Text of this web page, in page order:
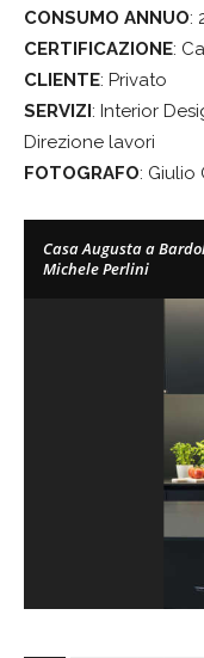
CONSUMO ANNUO:
CERTIFICAZIONE:
CLIENTE: Privato
SERVIZI: Interior
Direzione lavori
FOTOGRAFO: Giulio
Casa Augusta a
Michele Perlini